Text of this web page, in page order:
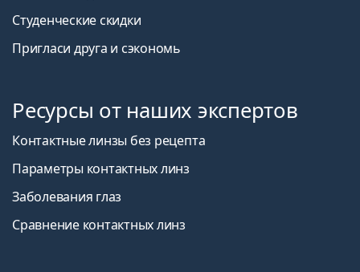
Студенческие скидки
Пригласи друга и сэкономь
Ресурсы от наших экспертов
Контактные линзы без рецепта
Параметры контактных линз
Заболевания глаз
Сравнение контактных линз